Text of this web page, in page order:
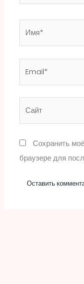
Сохранить
браузере для